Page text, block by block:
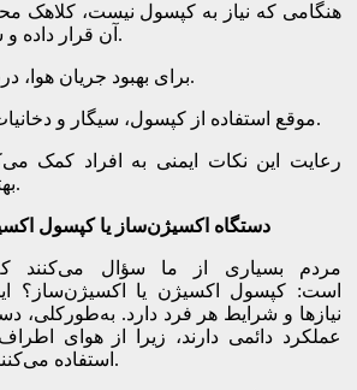
هنگامی که نیاز به کپسول نیست، کلاهک
آن قرار داده و شیر آن را ببندید.
برای بهبود جریان هوا، درب اتاق باز باشد.
موقع استفاده از کپسول، سیگار و دخانیات مصرف نشود.
رعایت این نکات ایمنی به افراد کمک
بهترین نحو استفاده کنند.
دستگاه اکسیژن‌ساز یا کپسول
مردم بسیاری از ما سؤال می‌کنند
است: کپسول اکسیژن یا اکسیژن‌ساز؟
نیازها و شرایط هر فرد دارد. به‌طورکلی،
عملکرد دائمی دارند، زیرا از هوای
استفاده می‌کنند و خطر انفجار ندارند.